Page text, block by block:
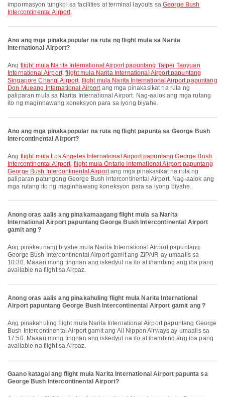
impormasyon tungkol sa facilities at terminal layouts sa George Bush
Intercontinental Airport.
Ano ang mga pinakapopular na ruta ng flight mula sa Narita
International Airport?
Ang flight mula Narita International Airport papuntang Taipei Taoyuan
International Airport,flight mula Narita International Airport papuntang
Singapore Changi Airport, flight mula Narita International Airport papuntang
Don Mueang International Airportang mga pinakasikat na ruta ng
paliparan mula sa Narita International Airport. Nag-aalok ang mga rutang
ito ng maginhawang koneksyon para sa iyong biyahe.
Ano ang mga pinakapopular na ruta ng flight papunta sa George Bush
Intercontinental Airport?
Ang flight mula Los Angeles International Airport papuntang George Bush
Intercontinental Airport, flight mula Ontario International Airport papuntang
George Bush Intercontinental Airportang mga pinakasikat na ruta ng
paliparan patungong George Bush Intercontinental Airport. Nag-aalok ang
mga rutang ito ng maginhawang koneksyon para sa iyong biyahe.
Anong oras aalis ang pinakamaagang flight mula sa Narita
International Airport papuntang George Bush Intercontinental Airport
gamit ang ?
Ang pinakaunang biyahe mula Narita International Airport papuntang
George Bush Intercontinental Airport gamit ang ZIPAIR ay umaalis sa
10:30. Maaari mong tingnan ang iskedyul na ito at ihambing ang iba pang
available na flight sa Airpaz.
Anong oras aalis ang pinakahuling flight mula Narita International
Airport papuntang George Bush Intercontinental Airport gamit ang ?
Ang pinakahuling flight mula Narita International Airport papuntang George
Bush Intercontinental Airport gamit ang All Nippon Airways ay umaalis sa
17:50. Maaari mong tingnan ang iskedyul na ito at ihambing ang iba pang
available na flight sa Airpaz.
Gaano katagal ang flight mula Narita International Airport papunta sa
George Bush Intercontinental Airport?